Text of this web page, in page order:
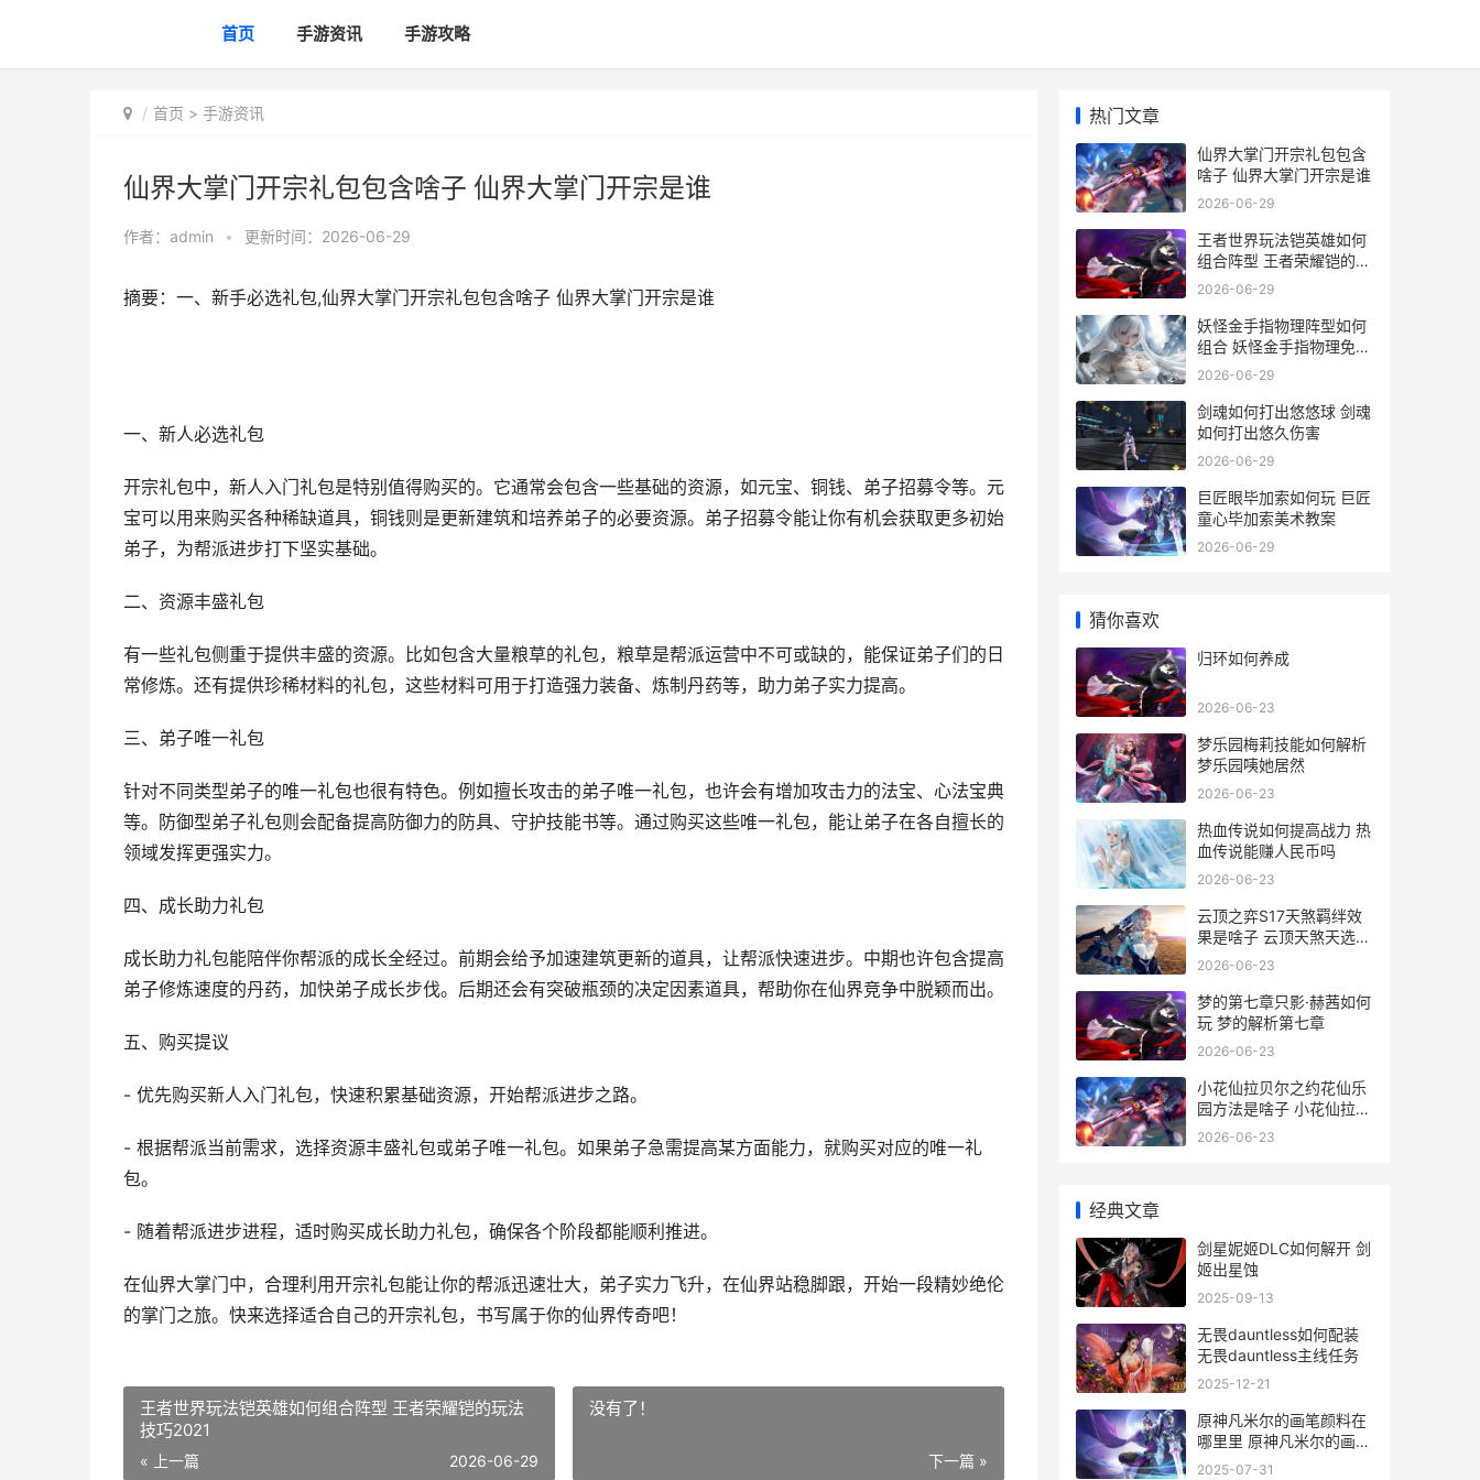
首页 手游资讯 手游攻略
首页 > 手游资讯
仙界大掌门开宗礼包包含啥子 仙界大掌门开宗是谁
作者： admin • 更新时间：2026-06-29
摘要：一、新手必选礼包,仙界大掌门开宗礼包包含啥子 仙界大掌门开宗是谁
一、新人必选礼包
开宗礼包中，新人入门礼包是特别值得购买的。它通常会包含一些基础的资源，如元宝、铜钱、弟子招募令等。元
宝可以用来购买各种稀缺道具，铜钱则是更新建筑和培养弟子的必要资源。弟子招募令能让你有机会获取更多初始
弟子，为帮派进步打下坚实基础。
二、资源丰盛礼包
有一些礼包侧重于提供丰盛的资源。比如包含大量粮草的礼包，粮草是帮派运营中不可或缺的，能保证弟子们的日
常修炼。还有提供珍稀材料的礼包，这些材料可用于打造强力装备、炼制丹药等，助力弟子实力提高。
三、弟子唯一礼包
针对不同类型弟子的唯一礼包也很有特色。例如擅长攻击的弟子唯一礼包，也许会有增加攻击力的法宝、心法宝典
等。防御型弟子礼包则会配备提高防御力的防具、守护技能书等。通过购买这些唯一礼包，能让弟子在各自擅长的
领域发挥更强实力。
四、成长助力礼包
成长助力礼包能陪伴你帮派的成长全经过。前期会给予加速建筑更新的道具，让帮派快速进步。中期也许包含提高
弟子修炼速度的丹药，加快弟子成长步伐。后期还会有突破瓶颈的决定因素道具，帮助你在仙界竞争中脱颖而出。
五、购买提议
- 优先购买新人入门礼包，快速积累基础资源，开始帮派进步之路。
- 根据帮派当前需求，选择资源丰盛礼包或弟子唯一礼包。如果弟子急需提高某方面能力，就购买对应的唯一礼
包。
- 随着帮派进步进程，适时购买成长助力礼包，确保各个阶段都能顺利推进。
在仙界大掌门中，合理利用开宗礼包能让你的帮派迅速壮大，弟子实力飞升，在仙界站稳脚跟，开始一段精妙绝伦
的掌门之旅。快来选择适合自己的开宗礼包，书写属于你的仙界传奇吧！
王者世界玩法铠英雄如何组合阵型 王者荣耀铠的玩法
技巧2021
« 上一篇 2026-06-29
没有了！
下一篇 »
热门文章
仙界大掌门开宗礼包包含
啥子 仙界大掌门开宗是谁
2026-06-29
王者世界玩法铠英雄如何
组合阵型 王者荣耀铠的玩
法技巧2021
2026-06-29
妖怪金手指物理阵型如何
组合 妖怪金手指物理免疫
怎么打
2026-06-29
剑魂如何打出悠悠球 剑魂
如何打出悠久伤害
2026-06-29
巨匠眼毕加索如何玩 巨匠
童心毕加索美术教案
2026-06-29
猜你喜欢
归环如何养成
2026-06-23
梦乐园梅莉技能如何解析
梦乐园咦她居然
2026-06-23
热血传说如何提高战力 热
血传说能赚人民币吗
2026-06-23
云顶之弈S17天煞羁绊效
果是啥子 云顶天煞天选什
么意思
2026-06-23
梦的第七章只影·赫茜如何
玩 梦的解析第七章
2026-06-23
小花仙拉贝尔之约花仙乐
园方法是啥子 小花仙拉贝
尔之约页游互通版
2026-06-23
经典文章
剑星妮姬DLC如何解开 剑
姬出星蚀
2025-09-13
无畏dauntless如何配装
无畏dauntless主线任务
2025-12-21
原神凡米尔的画笔颜料在
哪里里 原神凡米尔的画怎
么画
2025-07-31